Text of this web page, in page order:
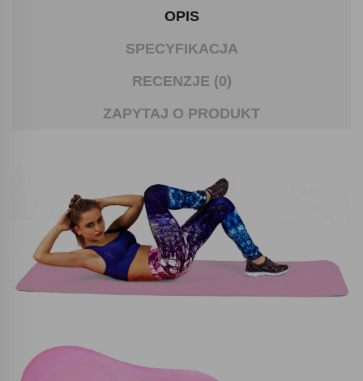
OPIS
SPECYFIKACJA
RECENZJE (0)
ZAPYTAJ O PRODUKT